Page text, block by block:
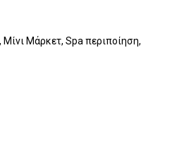
Μάρκετ, Spa περιποίηση,